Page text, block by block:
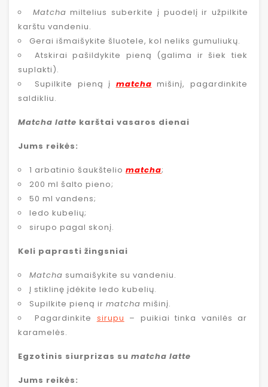
Matcha miltelius suberkite į puodelį ir užpilkite
karštu vandeniu.
Gerai išmaišykite šluotele, kol neliks gumuliukų.
Atskirai pašildykite pieną (galima ir šiek tiek
suplakti).
Supilkite pieną į matcha mišinį, pagardinkite
saldikliu.
Matcha latte karštai vasaros dienai
Jums reikės:
1 arbatinio šaukštelio matcha;
200 ml šalto pieno;
50 ml vandens;
ledo kubelių;
sirupo pagal skonį.
Keli paprasti žingsniai
Matcha sumaišykite su vandeniu.
Į stiklinę įdėkite ledo kubelių.
Supilkite pieną ir matcha mišinį.
Pagardinkite sirupu – puikiai tinka vanilės ar
karamelės.
Egzotinis siurprizas su matcha latte
Jums reikės: